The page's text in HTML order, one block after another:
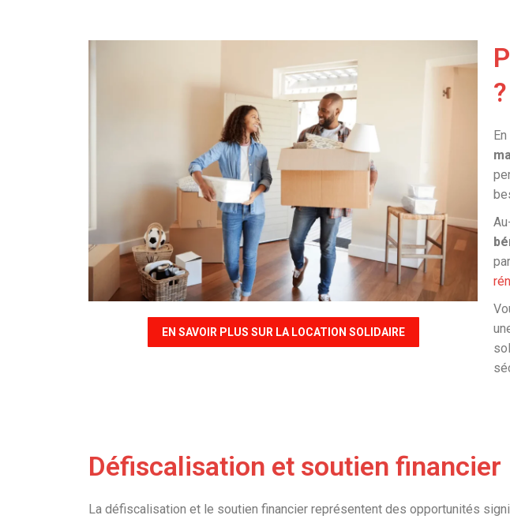
EN SAVOIR PLUS SUR LA LOCATION SOLIDAIRE
?
Défiscalisation et soutien financier
La défiscalisation et le soutien financier représentent des opportunités